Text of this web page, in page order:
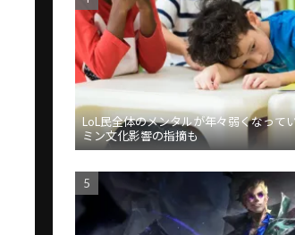
LoL民全体のメンタルが年々弱くなって
ミン文化影響の指摘も